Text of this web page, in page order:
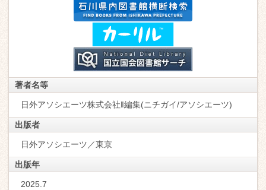
著者名等
日外アソシエーツ株式会社‖編集(ニチガイ/アソシエーツ)
出版者
日外アソシエーツ／東京
出版年
2025.7